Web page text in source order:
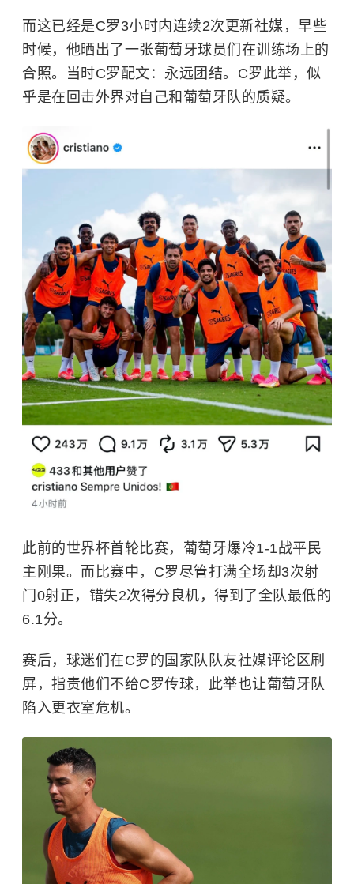
而这已经是C罗3小时内连续2次更新社媒，早些
时候，他晒出了一张葡萄牙球员们在训练场上的
合照。当时C罗配文：永远团结。C罗此举，似
乎是在回击外界对自己和葡萄牙队的质疑。
此前的世界杯首轮比赛，葡萄牙爆冷1-1战平民
主刚果。而比赛中，C罗尽管打满全场却3次射
门0射正，错失2次得分良机，得到了全队最低的
6.1分。
赛后，球迷们在C罗的国家队队友社媒评论区刷
屏，指责他们不给C罗传球，此举也让葡萄牙队
陷入更衣室危机。